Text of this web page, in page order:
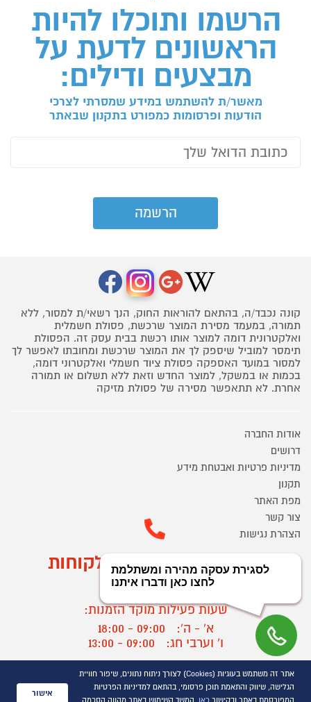
הרשמו ותוכלו להיות
הראשונים לדעת על
מבצעים ודילים:
מאשר/ת להשתמש במידע שמסרתי לצרכי
הודעות ופרסומות כמפורט בתקנון שבאתר
קונה נכבד/ה, בהתאם להוראות החוק, הנך רשאי/ת למסור, ללא
תמורה, במעמד מסירת המוצר שרכשת, פסולת חשמלית
ואלקטרונית דומה למוצר אותו רכשת בבית עסק זה. הפסולת
תימסר למוביל שיספק לך את המוצר שרכשת ומחובתו לאפשר לך
למסור במועד האספקה פסולת ציוד חשמלי ואלקטרוני דומה,
בכמות או במשקל, למוצר החדש וזאת ללא תשלום או תמורה
אחרת. לא תתאפשר מסירה של פסולת מזיקה
אודות החברה
דרושים
מדיניות פרטיות ואבטחת מידע
תקנון
מפת האתר
צור קשר
הצהרת נגישות
מוקד הזמנות ושירות לקוחות
03-9545370
שעות פעילות מוקד הזמנות:
א' - ה':
09:00 - 18:00
ו' וערבי חג:
09:00 - 13:00
שעות פעילות מוקד שירות לקוחות:
א' - ד':
09:00 - 16:30
אתר זה משתמש בעוגיות (Cookies) לצורך ניתוח נתונים, שיפור חוויית
הגלישה, שיווק והתאמת תוכן פרסומי, בהתאם למדיניות הפרטיות
אישור